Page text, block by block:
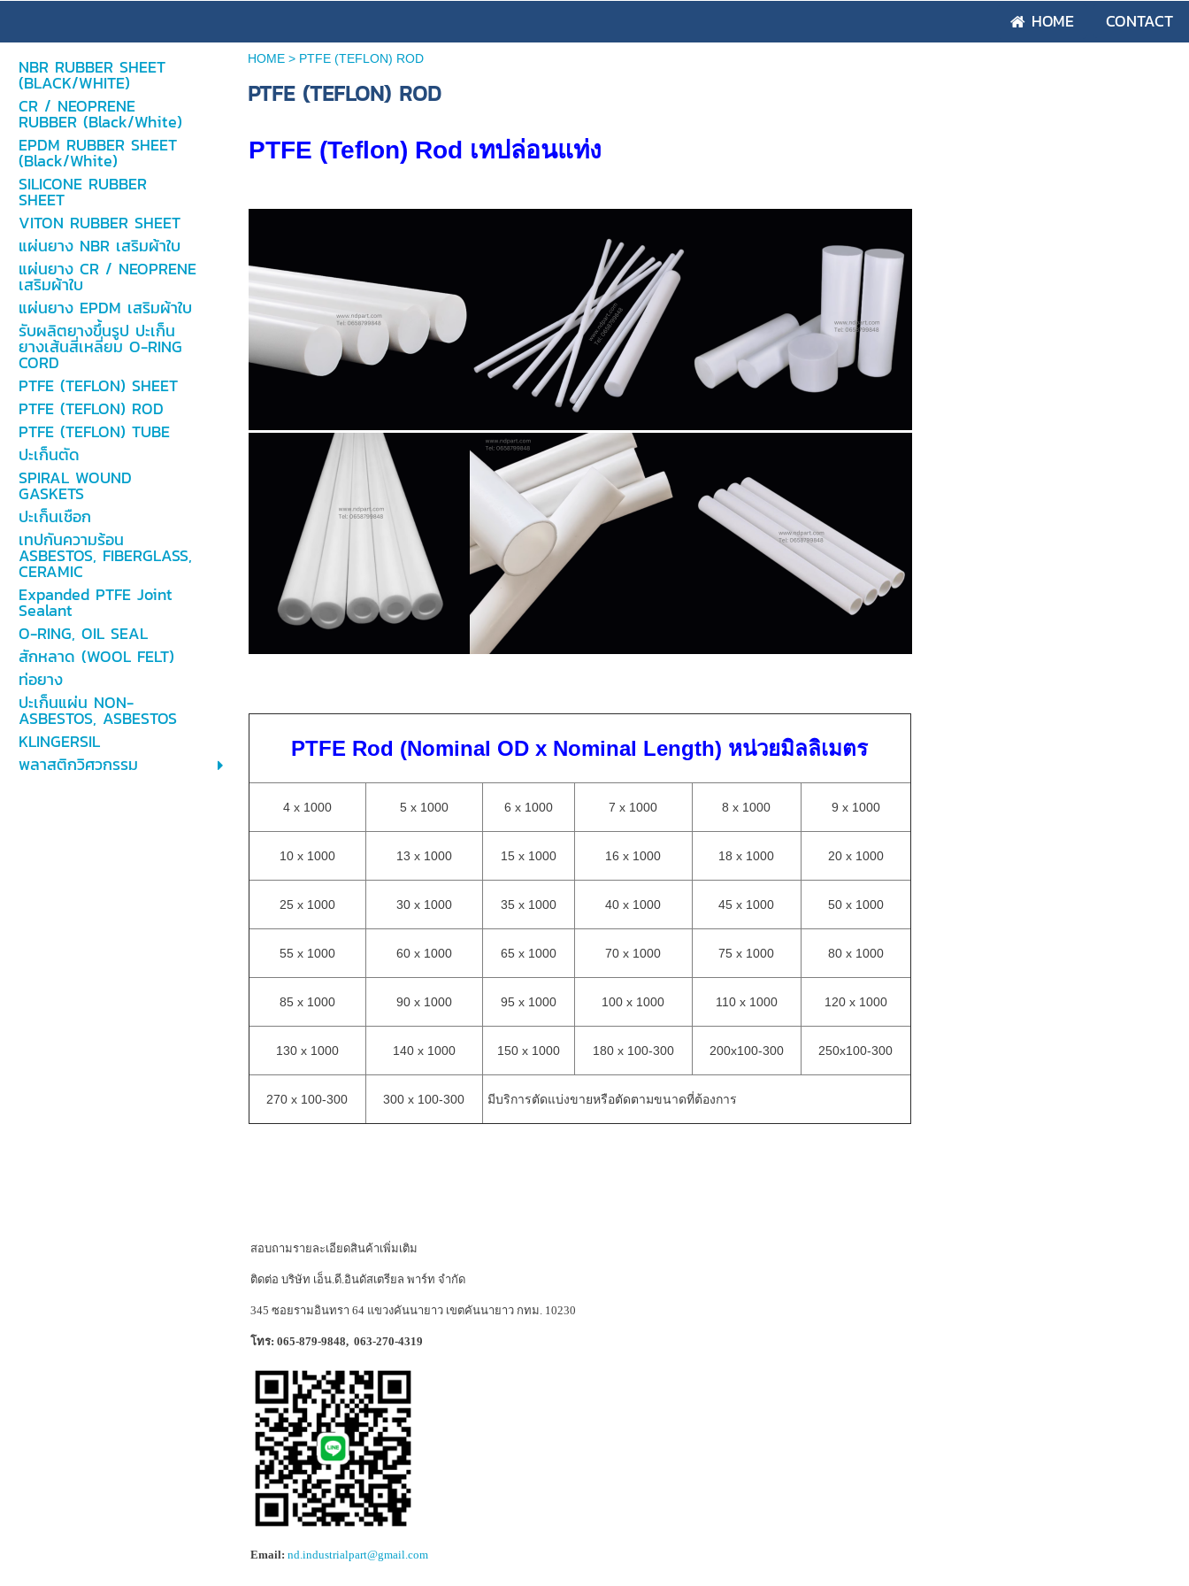
HOME
CONTACT
NBR RUBBER SHEET
(BLACK/WHITE)
CR / NEOPRENE
RUBBER (Black/White)
EPDM RUBBER SHEET
(Black/White)
SILICONE RUBBER
SHEET
VITON RUBBER SHEET
แผ่นยาง NBR เสริมผ้าใบ
แผ่นยาง CR / NEOPRENE
เสริมผ้าใบ
แผ่นยาง EPDM เสริมผ้าใบ
รับผลิตยางขึ้นรูป ปะเก็น
ยางเส้นสี่เหลี่ยม O-RING
CORD
PTFE (TEFLON) SHEET
PTFE (TEFLON) ROD
PTFE (TEFLON) TUBE
ปะเก็นตัด
SPIRAL WOUND
GASKETS
ปะเก็นเชือก
เทปกันความร้อน
ASBESTOS, FIBERGLASS,
CERAMIC
Expanded PTFE Joint
Sealant
O-RING, OIL SEAL
สักหลาด (WOOL FELT)
ท่อยาง
ปะเก็นแผ่น NON-
ASBESTOS, ASBESTOS
KLINGERSIL
พลาสติกวิศวกรรม
HOME > PTFE (TEFLON) ROD
PTFE (TEFLON) ROD
PTFE (Teflon) Rod เทปล่อนแท่ง
PTFE Rod (Nominal OD x Nominal Length) หน่วยมิลลิเมตร
4 x 1000 5 x 1000 6 x 1000 7 x 1000 8 x 1000 9 x 1000
10 x 1000 13 x 1000 15 x 1000 16 x 1000 18 x 1000 20 x 1000
25 x 1000 30 x 1000 35 x 1000 40 x 1000 45 x 1000 50 x 1000
55 x 1000 60 x 1000 65 x 1000 70 x 1000 75 x 1000 80 x 1000
85 x 1000 90 x 1000 95 x 1000 100 x 1000 110 x 1000 120 x 1000
130 x 1000 140 x 1000 150 x 1000 180 x 100-300 200x100-300 250x100-300
270 x 100-300 300 x 100-300 มีบริการตัดแบ่งขายหรือตัดตามขนาดที่ต้องการ
สอบถามรายละเอียดสินค้าเพิ่มเติม
ติดต่อ บริษัท เอ็น.ดี.อินดัสเตรียล พาร์ท จำกัด
345 ซอยรามอินทรา 64 แขวงคันนายาว เขตคันนายาว กทม. 10230
โทร: 065-879-9848, 063-270-4319
Email: nd.industrialpart@gmail.com